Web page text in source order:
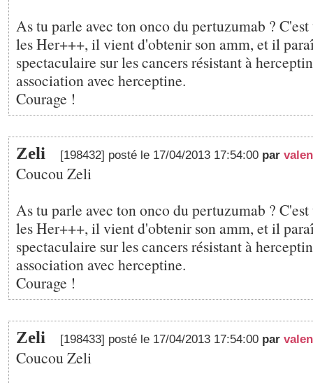
As tu parle avec ton onco du pertuzumab ?
les Her+++, il vient d'obtenir son amm, et il
spectaculaire sur les cancers résistant à
association avec herceptine.
Courage !
Zeli [198432] posté le 17/04/2013 17:54:00 par
Coucou Zeli
As tu parle avec ton onco du pertuzumab ?
les Her+++, il vient d'obtenir son amm, et il
spectaculaire sur les cancers résistant à
association avec herceptine.
Courage !
Zeli [198433] posté le 17/04/2013 17:54:00 par
Coucou Zeli